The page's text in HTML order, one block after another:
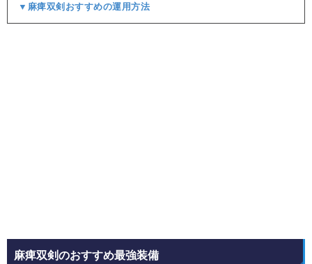
▼麻痺双剣おすすめの運用方法
麻痺双剣のおすすめ最強装備